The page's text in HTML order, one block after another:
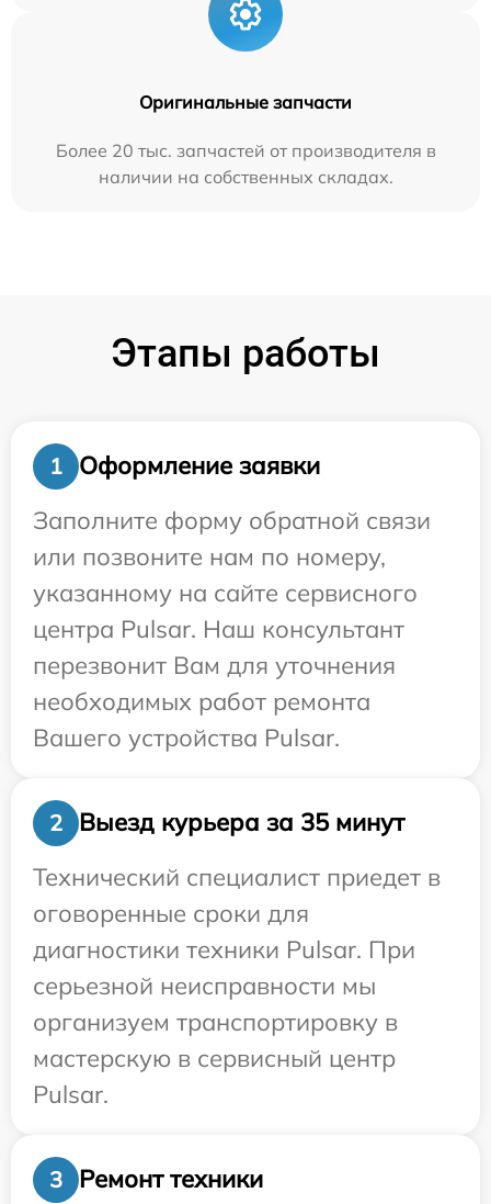
Оригинальные запчасти
Более 20 тыс. запчастей от производителя в
наличии на собственных складах.
Этапы работы
1
Оформление заявки
Заполните форму обратной связи
или позвоните нам по номеру,
указанному на сайте сервисного
центра Pulsar. Наш консультант
перезвонит Вам для уточнения
необходимых работ ремонта
Вашего устройства Pulsar.
2
Выезд курьера за 35 минут
Технический специалист приедет в
оговоренные сроки для
диагностики техники Pulsar. При
серьезной неисправности мы
организуем транспортировку в
мастерскую в сервисный центр
Pulsar.
3 Ремонт техники